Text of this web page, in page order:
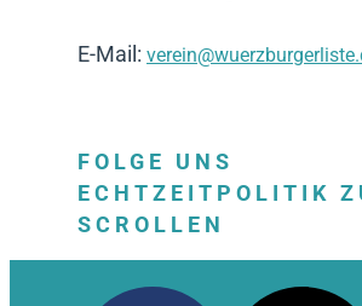
E-Mail:
FOLGE UNS
ECHTZEITPOLITIK
SCROLLEN